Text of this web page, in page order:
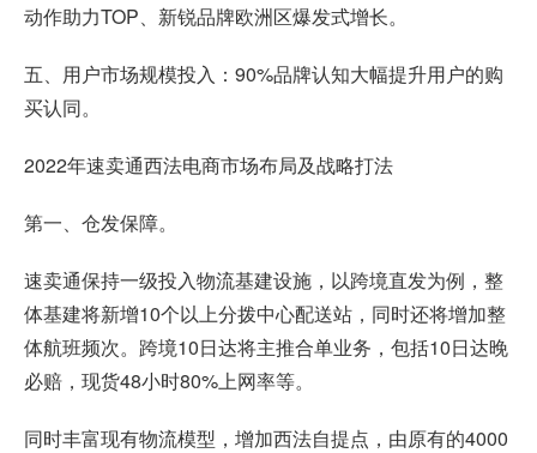
动作助力TOP、新锐品牌欧洲区爆发式增长。
五、用户市场规模投入：90%品牌认知大幅提升用户的购
买认同。
2022年速卖通西法电商市场布局及战略打法
第一、仓发保障。
速卖通保持一级投入物流基建设施，以跨境直发为例，整
体基建将新增10个以上分拨中心配送站，同时还将增加整
体航班频次。跨境10日达将主推合单业务，包括10日达晚
必赔，现货48小时80%上网率等。
同时丰富现有物流模型，增加西法自提点，由原有的4000